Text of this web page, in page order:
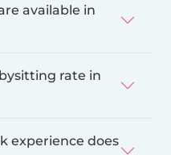
available in
rate in
experience does